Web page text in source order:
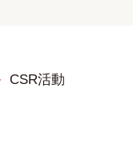
CSR活動